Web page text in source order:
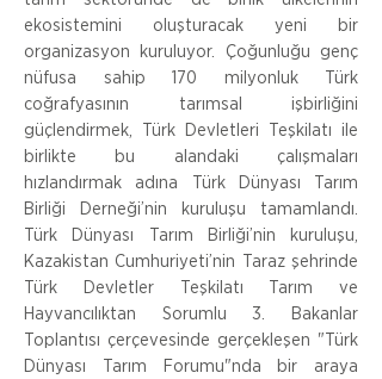
ekosistemini oluşturacak yeni bir
organizasyon kuruluyor. Çoğunluğu genç
nüfusa sahip 170 milyonluk Türk
coğrafyasının tarımsal işbirliğini
güçlendirmek, Türk Devletleri Teşkilatı ile
birlikte bu alandaki çalışmaları
hızlandırmak adına Türk Dünyası Tarım
Birliği Derneği’nin kuruluşu tamamlandı.
Türk Dünyası Tarım Birliği’nin kuruluşu,
Kazakistan Cumhuriyeti’nin Taraz şehrinde
Türk Devletler Teşkilatı Tarım ve
Hayvancılıktan Sorumlu 3. Bakanlar
Toplantısı çerçevesinde gerçekleşen "Türk
Dünyası Tarım Forumu"nda bir araya